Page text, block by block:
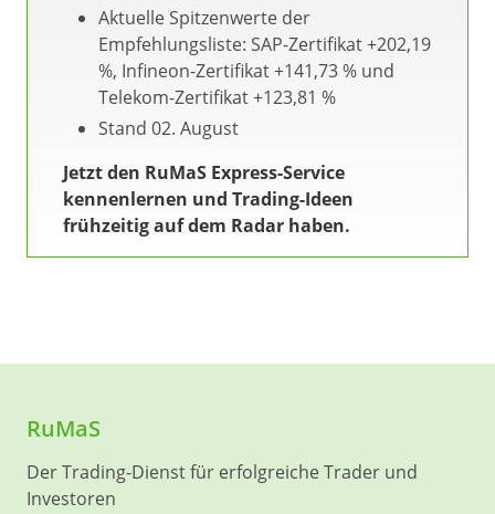
Aktuelle Spitzenwerte der
Empfehlungsliste: SAP-Zertifikat +202,19
%, Infineon-Zertifikat +141,73 % und
Telekom-Zertifikat +123,81 %
Stand 02. August
Jetzt den RuMaS Express-Service
kennenlernen und Trading-Ideen
frühzeitig auf dem Radar haben.
RuMaS
Der Trading-Dienst für erfolgreiche Trader und
Investoren